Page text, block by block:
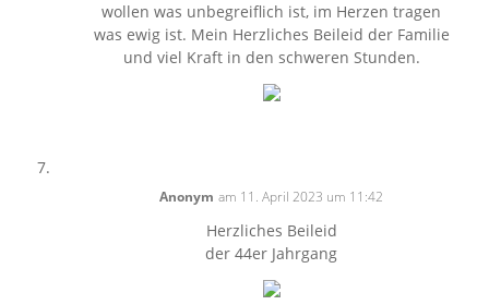
wollen was unbegreiflich ist, im Herzen tragen
was ewig ist. Mein Herzliches Beileid der Familie
und viel Kraft in den schweren Stunden.
Anonym am 11. April 2023 um 11:42
Herzliches Beileid
der 44er Jahrgang